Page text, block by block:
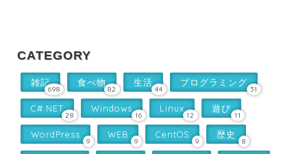
CATEGORY
雑記
698
食べ物
82
生活
44
プログラミング
31
C#.NET
28
Windows
16
Linux
12
遊び
11
WordPress
9
WEB
9
CentOS
9
歴史
8